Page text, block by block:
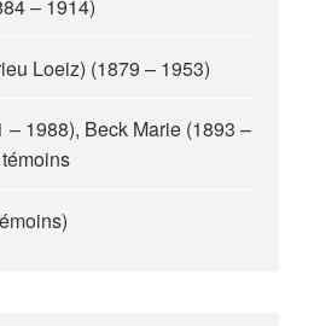
– 1914)
Loeiz) (1879 – 1953)
– 1988), Beck Marie (1893 –